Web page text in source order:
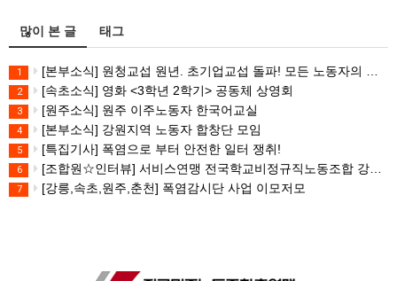
많이 본 글 태그
1 [본부소식] 원청교섭 원년. 초기업교섭 돌파! 모든 노동자의 노동기본권 쟁취! 민주노총 7.15 총파업대회
2 [속초소식] 영화 <3학년 2학기> 공동체 상영회
3 [원주소식] 원주 이주노동자 한국어교실
4 [본부소식] 강원지역 노동자 합창단 모임
5 [특집기사] 폭염으로 부터 안전한 일터 쟁취!
6 [조합원☆인터뷰] 서비스연맹 전국학교비정규직노동조합 강원지부 김유미 춘천지회장
7 [강릉,속초,원주,춘천] 폭염감시단 사업 이모저모